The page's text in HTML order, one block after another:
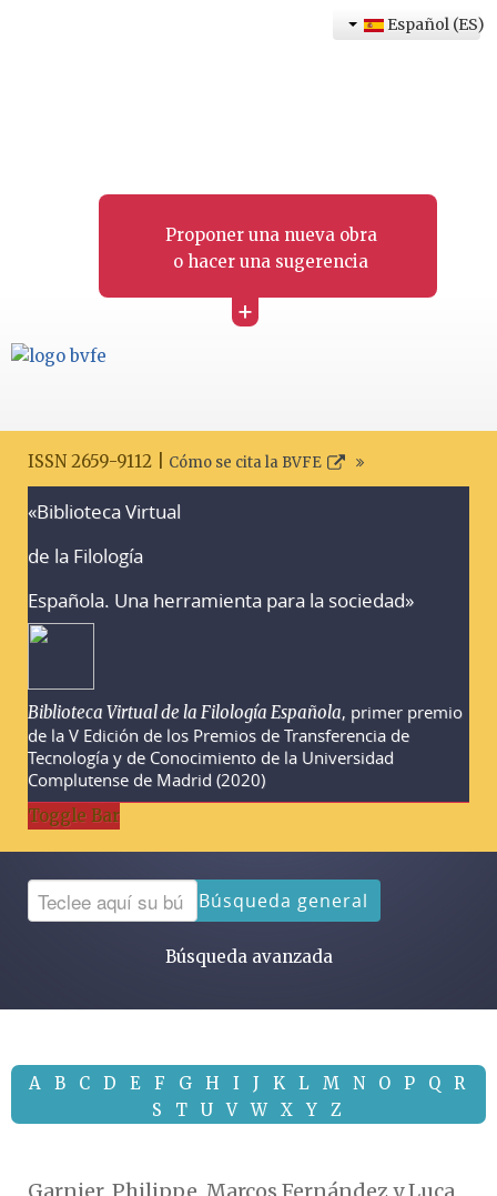
Proponer una nueva obra
o hacer una sugerencia
+
Español (ES)
ISSN 2659-9112 | Cómo se cita la BVFE
«Biblioteca Virtual
de la Filología
Española. Una herramienta para la sociedad»
Biblioteca Virtual de la Filología Española, primer premio
de la V Edición de los Premios de Transferencia de
Tecnología y de Conocimiento de la Universidad
Complutense de Madrid (2020)
Toggle Bar
Búsqueda general
Búsqueda avanzada
A B C D E F G H I J K L M N O P Q
R
S
T U V W X Y Z